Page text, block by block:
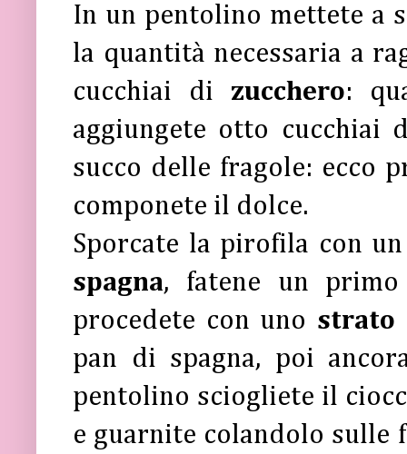
In un pentolino mettete a
la quantità necessaria a
cucchiai di zucchero:
aggiungete otto cucchiai
succo delle fragole: ecco
componete il dolce.
Sporcate la pirofila con
spagna, fatene un
procedete con uno strato
pan di spagna, poi
pentolino sciogliete il
e guarnite colandolo sulle